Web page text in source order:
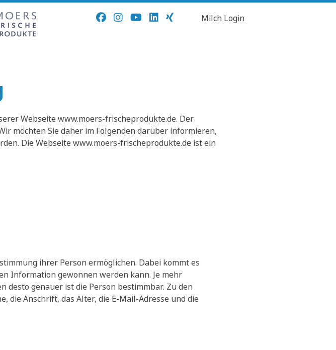
Milch Login
Webseite www.moers-frischeprodukte.de. Der
möchten Sie daher im Folgenden darüber informieren,
Die Webseite www.moers-frischeprodukte.de ist ein
ihrer Person ermöglichen. Dabei kommt es
Information gewonnen werden kann. Je mehr
genauer ist die Person bestimmbar. Zu den
die Anschrift, das Alter, die E-Mail-Adresse und die